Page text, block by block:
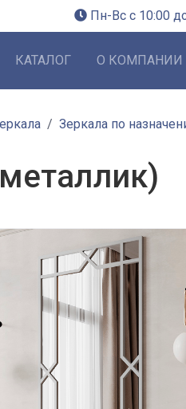
Пн-Вс с 10:00
КАТАЛОГ О КОМПАНИИ
Зеркала по